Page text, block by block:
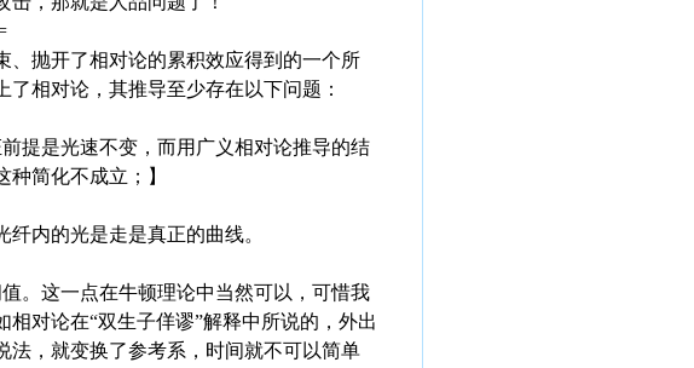
、抛开了相对论的累积效应得到的一个所
相对论，其推导至少存在以下问题：
提是光速不变，而用广义相对论推导的结
简化不成立；】
内的光是走是真正的曲线。
。这一点在牛顿理论中当然可以，可惜我
对论在“双生子佯谬”解释中所说的，外出
法，就变换了参考系，时间就不可以简单